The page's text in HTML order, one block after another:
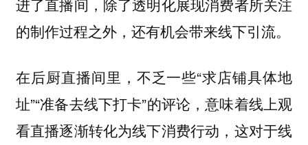
进了直播间，除了透明化展现消费者所关注
的制作过程之外，还有机会带来线下引流。
在后厨直播间里，不乏一些“求店铺具体地
址”“准备去线下打卡”的评论，意味着线上观
看直播逐渐转化为线下消费行动，这对于线